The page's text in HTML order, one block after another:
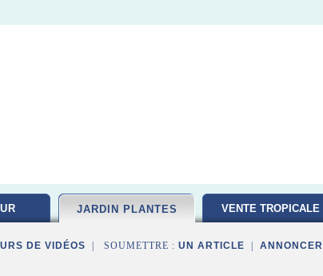
JARDIN PLANTES VENTE TROPICALE
DE VIDÉOS | SOUMETTRE : UN ARTICLE ANNONCER